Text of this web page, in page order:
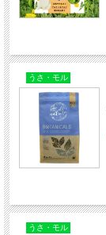
うさ・モル
うさ・モル